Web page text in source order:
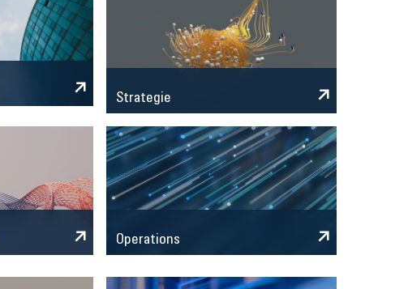
Strategie
Operations